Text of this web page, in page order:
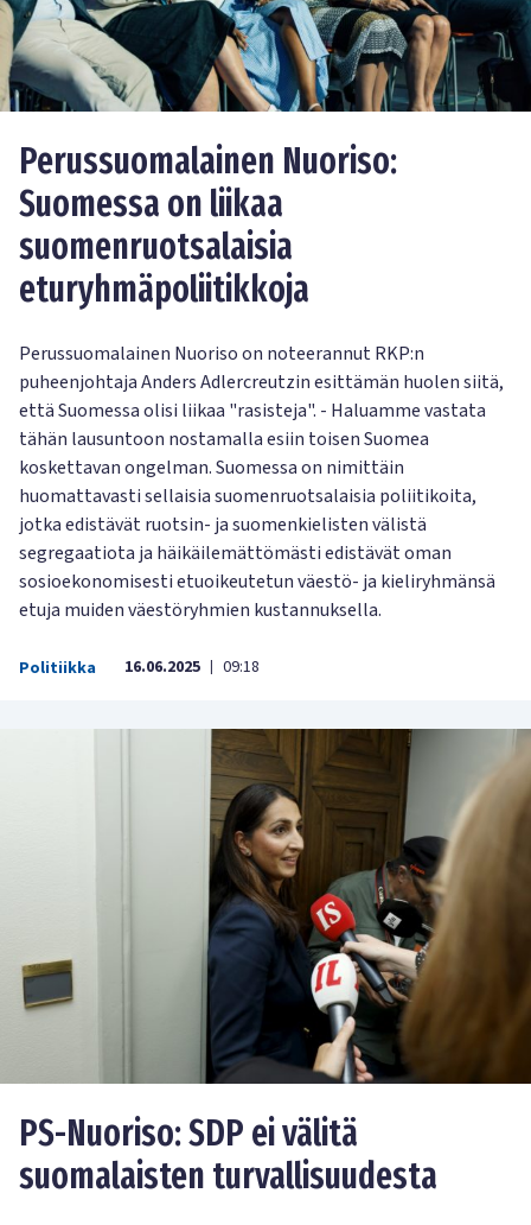
Perussuomalainen Nuoriso:
Suomessa on liikaa
suomenruotsalaisia
eturyhmäpoliitikkoja
Perussuomalainen Nuoriso on noteerannut RKP:n
puheenjohtaja Anders Adlercreutzin esittämän huolen siitä,
että Suomessa olisi liikaa "rasisteja". - Haluamme vastata
tähän lausuntoon nostamalla esiin toisen Suomea
koskettavan ongelman. Suomessa on nimittäin
huomattavasti sellaisia suomenruotsalaisia poliitikoita,
jotka edistävät ruotsin- ja suomenkielisten välistä
segregaatiota ja häikäilemättömästi edistävät oman
sosioekonomisesti etuoikeutetun väestö- ja kieliryhmänsä
etuja muiden väestöryhmien kustannuksella.
Politiikka 16.06.2025 | 09:18
PS-Nuoriso: SDP ei välitä
suomalaisten turvallisuudesta